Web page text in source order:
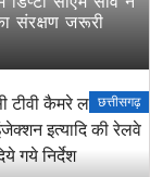
संरक्षण जरूरी
छत्तीसगढ़